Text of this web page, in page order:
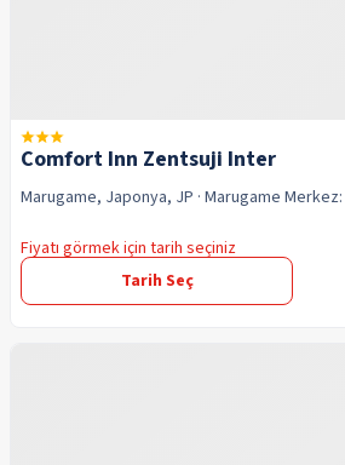
Comfort Inn Zentsuji Inter
Marugame, Japonya, JP · Marugame Merkez:
Fiyatı görmek için tarih seçiniz
Tarih Seç